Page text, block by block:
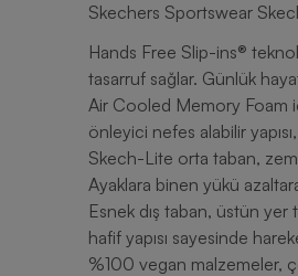
Skechers Sportswear
Hands Free Slip-ins®
tasarruf sağlar. Günlük
Air Cooled Memory Foam
önleyici nefes alabilir
Skech-Lite orta taban,
Ayaklara binen yükü
Esnek dış taban, üstün
hafif yapısı sayesinde
%100 vegan malzemeler,